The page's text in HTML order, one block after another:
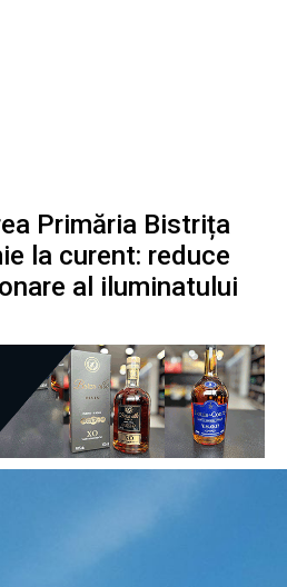
Primăria Bistrița
la curent: reduce
al iluminatului